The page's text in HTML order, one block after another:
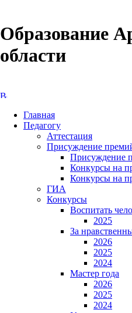
Образование
области
Главная
Педагогу
Аттестация
Присуждение
Присуждение
Конкурсы на
Конкурсы на
ГИА
Конкурсы
Воспитать
2025
За
2026
2025
2024
Мастер года
2026
2025
2024